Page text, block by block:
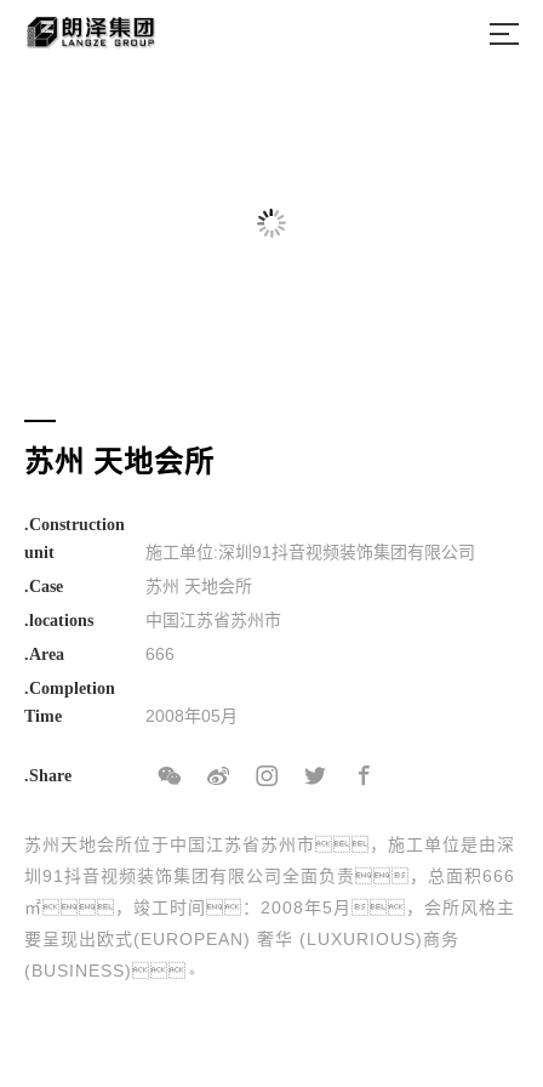
苏州 天地会所
.Construction
unit
施工单位:深圳91抖音视频装饰集团有限公司
.Case 苏州 天地会所
.locations 中国江苏省苏州市
.Area 666
.Completion
Time
2008年05月
.Share
苏州天地会所位于中国江苏省苏州市，施工单位是由深
圳91抖音视频装饰集团有限公司全面负责，总面积666
㎡，竣工时间：2008年5月，会所风格主
要呈现出欧式(EUROPEAN) 奢华 (LUXURIOUS)商务
(BUSINESS)。